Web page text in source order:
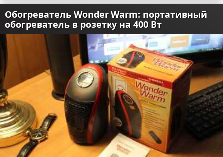
Обогреватель Wonder Warm: портативный
обогреватель в розетку на 400 Вт